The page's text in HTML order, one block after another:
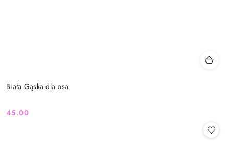
Biała Gąska dla psa
Cena:
45.00